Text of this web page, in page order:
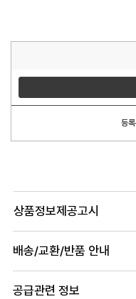
등
상품정보제공고시
배송/교환/반품 안내
공급관련 정보